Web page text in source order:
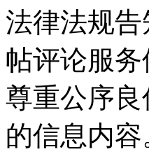
法律法规
帖评论服
尊重公序
的信息内容